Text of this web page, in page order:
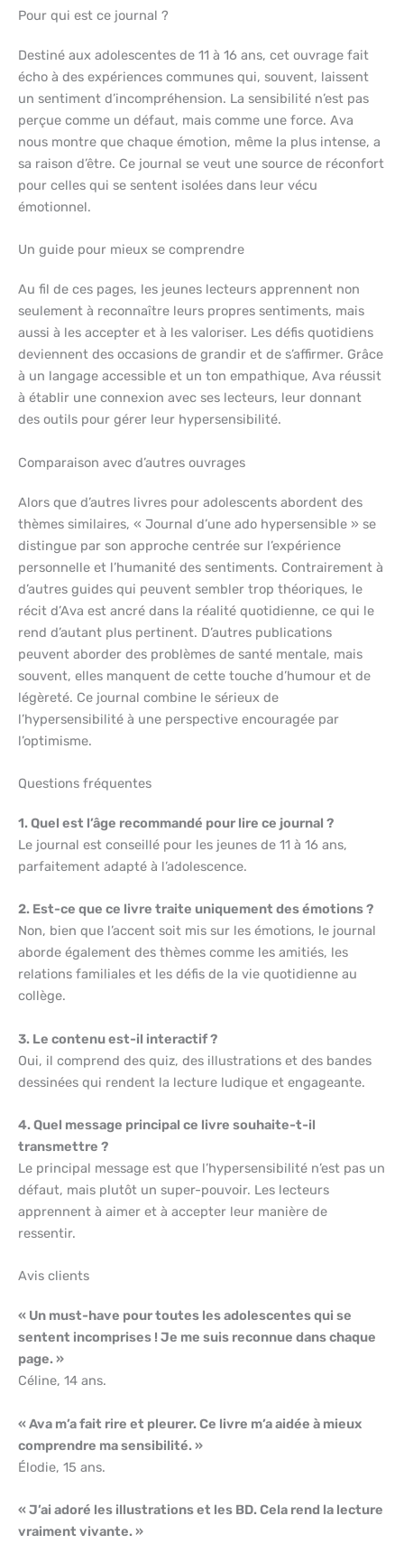
Pour qui est ce journal ?
Destiné aux adolescentes de 11 à 16 ans, cet ouvrage fait
écho à des expériences communes qui, souvent, laissent
un sentiment d’incompréhension. La sensibilité n’est pas
perçue comme un défaut, mais comme une force. Ava
nous montre que chaque émotion, même la plus intense, a
sa raison d’être. Ce journal se veut une source de réconfort
pour celles qui se sentent isolées dans leur vécu
émotionnel.
Un guide pour mieux se comprendre
Au fil de ces pages, les jeunes lecteurs apprennent non
seulement à reconnaître leurs propres sentiments, mais
aussi à les accepter et à les valoriser. Les défis quotidiens
deviennent des occasions de grandir et de s’affirmer. Grâce
à un langage accessible et un ton empathique, Ava réussit
à établir une connexion avec ses lecteurs, leur donnant
des outils pour gérer leur hypersensibilité.
Comparaison avec d’autres ouvrages
Alors que d’autres livres pour adolescents abordent des
thèmes similaires, « Journal d’une ado hypersensible » se
distingue par son approche centrée sur l’expérience
personnelle et l’humanité des sentiments. Contrairement à
d’autres guides qui peuvent sembler trop théoriques, le
récit d’Ava est ancré dans la réalité quotidienne, ce qui le
rend d’autant plus pertinent. D’autres publications
peuvent aborder des problèmes de santé mentale, mais
souvent, elles manquent de cette touche d’humour et de
légèreté. Ce journal combine le sérieux de
l’hypersensibilité à une perspective encouragée par
l’optimisme.
Questions fréquentes
1. Quel est l’âge recommandé pour lire ce journal ?
Le journal est conseillé pour les jeunes de 11 à 16 ans,
parfaitement adapté à l’adolescence.
2. Est-ce que ce livre traite uniquement des émotions ?
Non, bien que l’accent soit mis sur les émotions, le journal
aborde également des thèmes comme les amitiés, les
relations familiales et les défis de la vie quotidienne au
collège.
3. Le contenu est-il interactif ?
Oui, il comprend des quiz, des illustrations et des bandes
dessinées qui rendent la lecture ludique et engageante.
4. Quel message principal ce livre souhaite-t-il
transmettre ?
Le principal message est que l’hypersensibilité n’est pas un
défaut, mais plutôt un super-pouvoir. Les lecteurs
apprennent à aimer et à accepter leur manière de
ressentir.
Avis clients
« Un must-have pour toutes les adolescentes qui se
sentent incomprises ! Je me suis reconnue dans chaque
page. »
Céline, 14 ans.
« Ava m’a fait rire et pleurer. Ce livre m’a aidée à mieux
comprendre ma sensibilité. »
Élodie, 15 ans.
« J’ai adoré les illustrations et les BD. Cela rend la lecture
vraiment vivante. »